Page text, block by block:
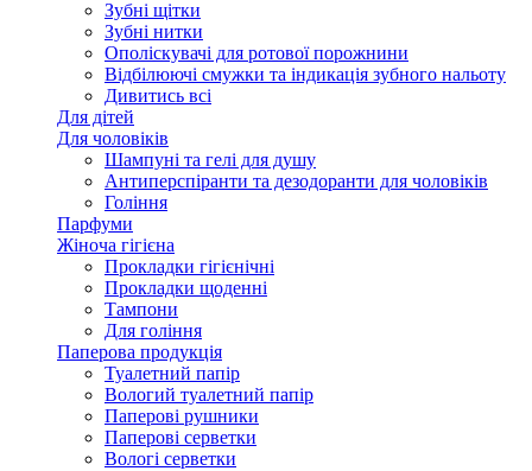
Зубні щітки
Зубні нитки
Ополіскувачі для ротової порожнини
Відбілюючі смужки та індикація зубного нальоту
Дивитись всі
Для дітей
Для чоловіків
Шампуні та гелі для душу
Антиперспіранти та дезодоранти для чоловіків
Гоління
Парфуми
Жіноча гігієна
Прокладки гігієнічні
Прокладки щоденні
Тампони
Для гоління
Паперова продукція
Туалетний папір
Вологий туалетний папір
Паперові рушники
Паперові серветки
Вологі серветки